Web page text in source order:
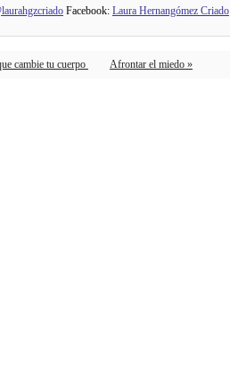
Facebook: Laura Hernangómez Criado
cambie tu cuerpo Afrontar el miedo »